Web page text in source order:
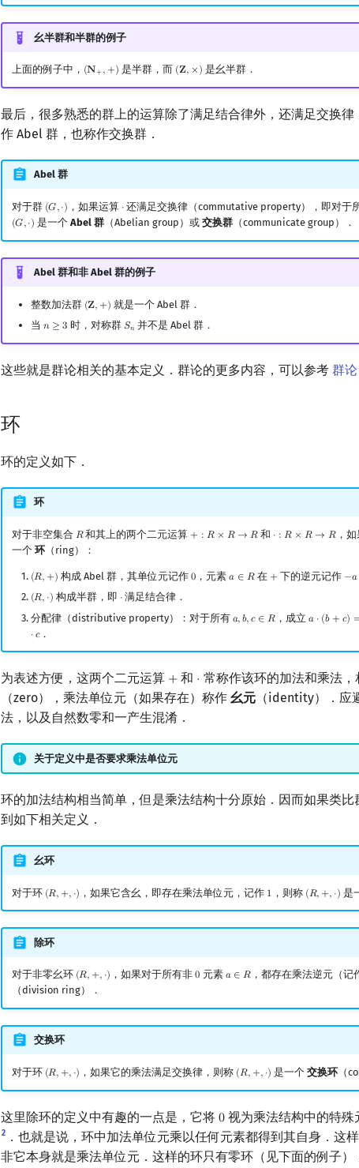
幺半群和半群的例子
上面的例子中， (𝐍+, +)
(N+,+) 是半群，而 (𝐙, ×)
(Z,× ) 是幺半群．
最后，很多熟悉的群上的运算除了满足结合律外，还满足交换
作 Abel 群，也称作交换群．
Abel 群
对于群 (𝐺,⋅)
(G,⋅) ，如果运算 ⋅⋅ 还满足交换律（commutative property），即对于
(𝐺,⋅)
(G,⋅) 是一个 Abel 群（Abelian group）或 交换群（communicate group）．
Abel 群和非 Abel 群的例子
整数加法群 (𝐙, +)
(Z,+ )
就是一个 Abel 群．
当 𝑛 ≥ 3
n≥3 时，对称群 𝑆𝑛
Sn 并不是 Abel 群．
这些就是群论相关的基本定义．群论的更多内容，可以参考 群论
环
环的定义如下．
环
对于非空集合 𝑅
R和其上的两个二元运算 + : 𝑅 × 𝑅 → 𝑅
+: R ×R → R 和 ⋅ : 𝑅 × 𝑅 → 𝑅
⋅ R×R →R ，如
一个 环（ring）：
(𝑅, +)
(R,+ ) 构成 Abel 群，其单位元记作 0
0 ，元素𝑎 ∈ 𝑅
a ∈R 在 +
+ 下的逆元记作 −𝑎
−a
(𝑅, ⋅)
(R,⋅) 构成半群，即 ⋅⋅ 满足结合律．
分配律（distributive property）：对于所有 𝑎,𝑏,𝑐 ∈ 𝑅
a, b, c∈R ，成立𝑎 ⋅ (𝑏 + 𝑐)
a ( b+ c)=a⋅ b
⋅𝑐．
为表述方便，这两个二元运算 +
+ 和 ⋅⋅ 常称作该环的加法和乘法
（zero），乘法单位元（如果存在）称作 幺元 （identity）．应
法，以及自然数零和一产生混淆．
关于定义中是否要求乘法单位元
环的加法结构相当简单，但是乘法结构十分原始．因而如果类
到如下相关定义．
幺环
对于环 (𝑅, +, ⋅)
(R,+ ⋅) ，如果它含幺，即存在乘法单位元，记作 1
1 ，则称 (𝑅, +, ⋅)
(R,+ ⋅) 是
除环
对于非零幺环 (𝑅, +, ⋅)
(R,+ ⋅) ，如果对于所有非0
0 元素 𝑎 ∈ 𝑅
a∈R ，都存在乘法逆元（记
（division ring）．
交换环
对于环 (𝑅, +, ⋅)
(R,+ ⋅) ，如果它的乘法满足交换律，则称 (𝑅, +, ⋅)
(R,+ ⋅) 是一个交换环 （
这里除环的定义中有趣的一点是，它将 0
0 视为乘法结构中的特殊
2 ．也就是说，环中加法单位元乘以任何元素都得到其自身．这
非它本身就是乘法单位元．这样的环只有零环（见下面的例子）